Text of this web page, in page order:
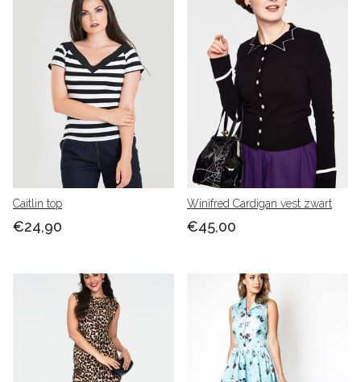
Caitlin top
€24,90
Winifred Cardigan vest zwart
€45,00